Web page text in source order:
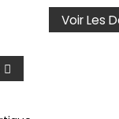
Voir Les